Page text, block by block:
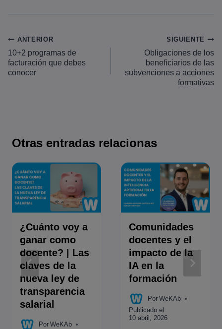
Navegación
de
entradas
ANTERIOR
10+2 programas de
facturación que debes
conocer
SIGUIENTE
Obligaciones de los
beneficiarios de las
subvenciones a acciones
formativas
Otras entradas relacionas
¿Cuánto voy a
ganar como
docente? | Las
claves de la
nueva ley de
transparencia
salarial
Por WeKAb
Comunidades
docentes y el
impacto de la
IA en la
formación
Por WeKAb
Publicado el
10 abril, 2026